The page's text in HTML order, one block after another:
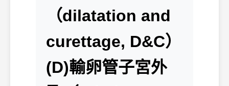
（dilatation and
curettage, D&C）
(D)輸卵管子宮外